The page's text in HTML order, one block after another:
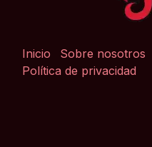
Inicio Sobre nosotros
Política de privacidad